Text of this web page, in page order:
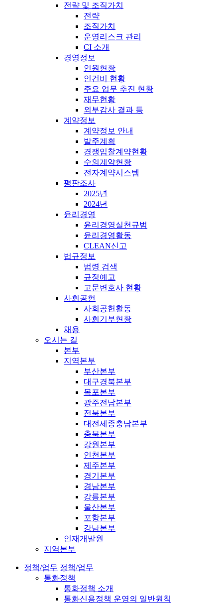
전략 및 조직가치
전략
조직가치
운영리스크 관리
CI 소개
경영정보
인원현황
인건비 현황
주요 업무 추진 현황
재무현황
외부감사 결과 등
계약정보
계약정보 안내
발주계획
경쟁입찰계약현황
수의계약현황
전자계약시스템
평판조사
2025년
2024년
윤리경영
윤리경영실천규범
윤리경영활동
CLEAN신고
법규정보
법령 검색
규정예고
고문변호사 현황
사회공헌
사회공헌활동
사회기부현황
채용
오시는 길
본부
지역본부
부산본부
대구경북본부
목포본부
광주전남본부
전북본부
대전세종충남본부
충북본부
강원본부
인천본부
제주본부
경기본부
경남본부
강릉본부
울산본부
포항본부
강남본부
인재개발원
지역본부
정책/업무 정책/업무
통화정책
통화정책 소개
통화신용정책 운영의 일반원칙